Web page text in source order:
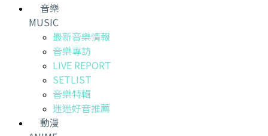
音樂
MUSIC
最新音樂情報
音樂專訪
LIVE REPORT
SETLIST
音樂特輯
迷迷好音推薦
動漫